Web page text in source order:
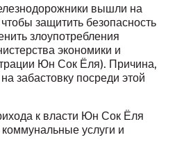
вышли на
защитить безопасность
злоупотребления
экономики и
Юн Сок Ёля). Причина,
забастовку посреди этой
к власти Юн Сок Ёля
услуги и